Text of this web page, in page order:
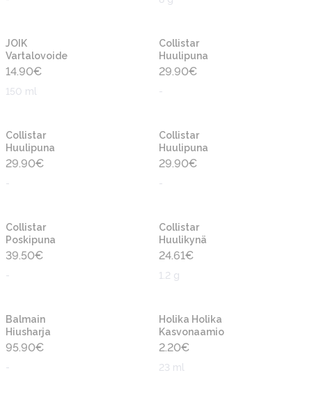
JOIK
Vartalovoide
14.90€
150 ml
Collistar
Huulipuna
29.90€
-
Collistar
Huulipuna
29.90€
-
Collistar
Huulipuna
29.90€
-
Collistar
Poskipuna
39.50€
-
Collistar
Huulikynä
24.61€
1.2 g
Balmain
Hiusharja
95.90€
-
Holika Holika
Kasvonaamio
2.20€
23 ml